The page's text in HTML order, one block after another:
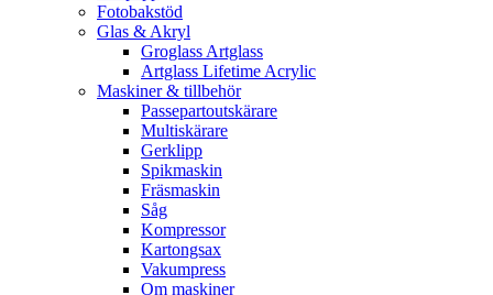
Fotobakstöd
Glas & Akryl
Groglass Artglass
Artglass Lifetime Acrylic
Maskiner & tillbehör
Passepartoutskärare
Multiskärare
Gerklipp
Spikmaskin
Fräsmaskin
Såg
Kompressor
Kartongsax
Vakumpress
Om maskiner